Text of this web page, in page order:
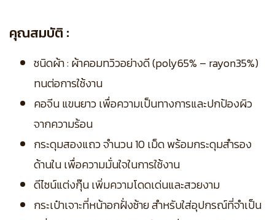
คุณสมบัติ :
ชนิดผ้า : ผ้าคอมทวิวอย่างดี (poly65% – rayon35%)
ทนต่อการใช้งาน
คอจีน แขนยาว เพื่อความเป็นทางการและปกป้องผิว
จากความร้อน
กระดุมสองแถว จำนวน 10 เม็ด พร้อมกระดุมสำรอง
ด้านใน เพื่อความมั่นใจในการใช้งาน
ดีไซน์แต่งกุ๊น เพิ่มความโดดเด่นและสวยงาม
กระเป๋าเจาะที่หน้าอกฝั่งซ้าย สำหรับใส่อุปกรณ์ที่จำเป็น